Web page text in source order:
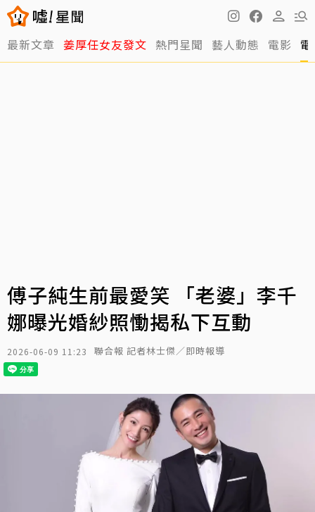
最新文章 姜厚任女友發文 熱門星聞 藝人動態 電影
傅子純生前最愛笑 「老婆」李千
娜曝光婚紗照慟揭私下互動
2026-06-09 11:23 聯合報 記者林士傑／即時報導